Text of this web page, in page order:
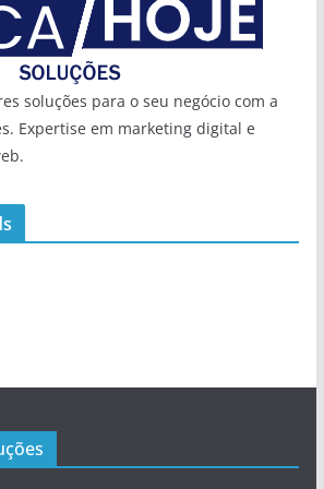
soluções para o seu negócio com a
Expertise em marketing digital e